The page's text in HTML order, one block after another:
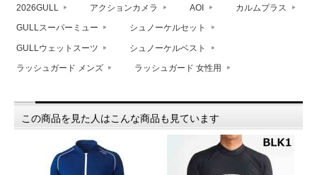
2026GULL アクションカメラ AOI カルムプラス
GULLスーパーミュー シュノーケルセット
GULLウェットスーツ シュノーケルベスト
ラッシュガード メンズ ラッシュガード 女性用
この商品を見た人はこんな商品も見ています